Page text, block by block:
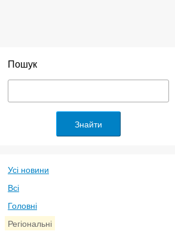
Пошук
Знайти
Усі новини
Всі
Головні
Регіональні